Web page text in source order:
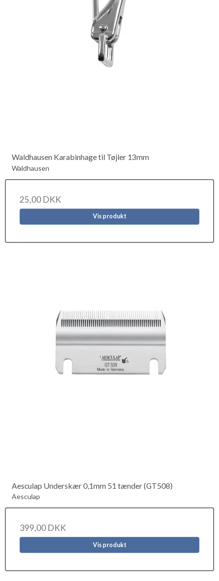
Waldhausen Karabinhage til Tøjler 13mm
Waldhausen
25,00 DKK
Vis produkt
Aesculap Underskær 0,1mm 51 tænder (GT508)
Aesculap
399,00 DKK
Vis produkt